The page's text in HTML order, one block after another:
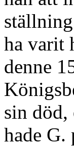
ha varit
denne
sin
hade G.